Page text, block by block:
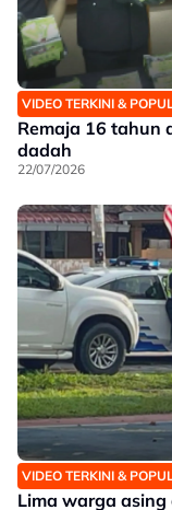
VIDEO TERKINI &
Remaja 16 tahun
dadah
22/07/2026
VIDEO TERKINI &
Lima warga